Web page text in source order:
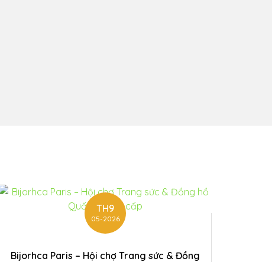
TH9
05-2026
Bijorhca Paris – Hội chợ Trang sức & Đồng